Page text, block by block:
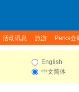
活动讯息 旅游 Perks会
English
中文简体